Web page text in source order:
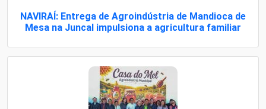
NAVIRAÍ: Entrega de Agroindústria de Mandioca de
Mesa na Juncal impulsiona a agricultura familiar